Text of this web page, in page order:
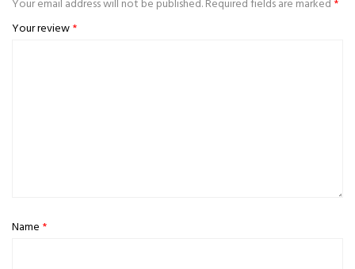
Your email address will not be published.Required fields are marked *
Your review*
Name *